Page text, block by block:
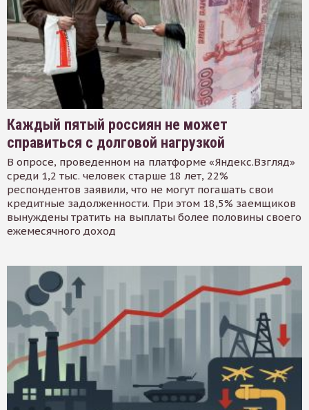
Каждый пятый россиян не может
справиться с долговой нагрузкой
В опросе, проведенном на платформе «Яндекс.Взгляд»
среди 1,2 тыс. человек старше 18 лет, 22%
респондентов заявили, что не могут погашать свои
кредитные задолженности. При этом 18,5% заемщиков
вынуждены тратить на выплаты более половины своего
ежемесячного доход